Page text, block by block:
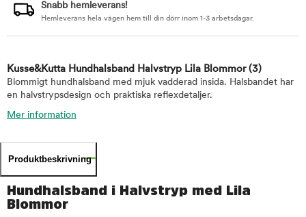
Snabb hemleverans!
Hemleverans hela vägen hem till din dörr inom 1-3 arbetsdagar.
Kusse&Kutta Hundhalsband Halvstryp Lila Blommor (3)
Blommigt hundhalsband med mjuk vadderad insida. Halsbandet har
en halvstrypsdesign och praktiska reflexdetaljer.
Mer information
Produktbeskrivning
Hundhalsband i Halvstryp med Lila
Blommor